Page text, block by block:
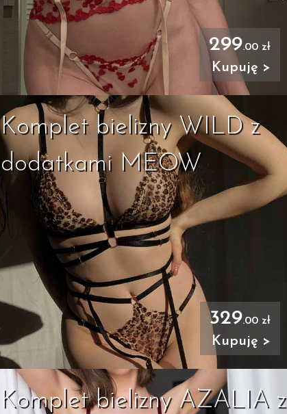
299.00 zł
Kupuję >
Komplet bielizny WILD z
dodatkami MEOW
329.00 zł
Kupuję >
Komplet bielizny AZALIA z